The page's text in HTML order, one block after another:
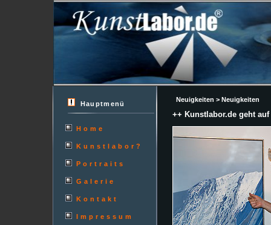
Hauptmenü
Home
Kunstlabor?
Portraits
Galerie
Kontakt
Impressum
Neuigkeiten > Neuigkeiten
++ Kunstlabor.de geht